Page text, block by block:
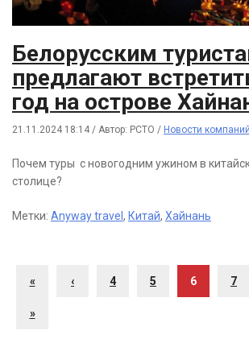
Белорусским
предлагают
год на острове
21.11.2024 18:14 / Автор: РСТО / Новости компаний
Почем туры с новогодним ужином в
столице?
Метки: Anyway travel , Китай, Хайнань
« ‹ 4 5 6 7
»